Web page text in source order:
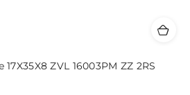
ZVL 16003PM ZZ 2RS